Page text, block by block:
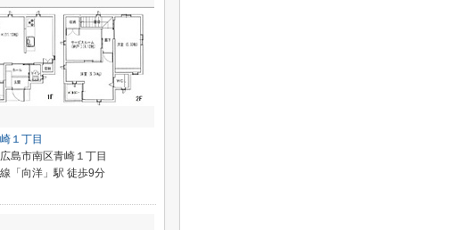
１丁目
島市南区青崎１丁目
「向洋」駅 徒歩9分